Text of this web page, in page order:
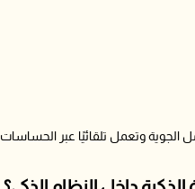
الجوية وتعمل تلقائيًا عبر الحساسات.